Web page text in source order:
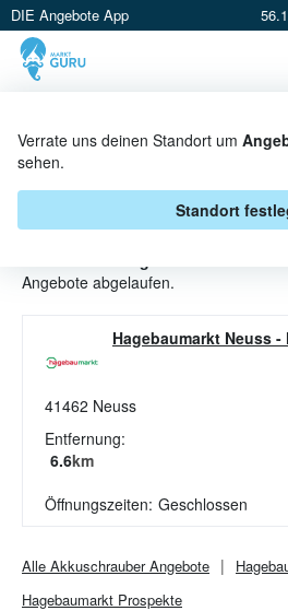
DIE Angebote App
Verrate uns deinen Standort um
sehen.
Standort
AKKUSCHRAUBER
AKTIONEN BEI
Angebote abgelaufen.
Hagebaumarkt Neuss -
41462 Neuss
Entfernung:
6.6km
Öffnungszeiten: Geschlossen
Alle AkkuschrauberAngebote
Hagebaumarkt Prospekte